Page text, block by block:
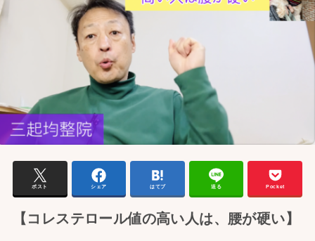
ポスト シェア はてブ 送る Pocket
【コレステロール値の高い人は、腰が硬い】